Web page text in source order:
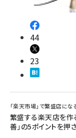
44
23
「楽天市場」で繁盛店に
繁盛する楽天店を作
善」の5ポイントを押